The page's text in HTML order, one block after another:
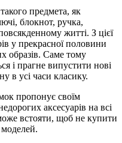
предмета, як
блокнот, ручка,
житті. З цієї
у прекрасної половини
образів. Саме тому
і прагне випустити нові
в усі часи класику.
пропонує своїм
аксесуарів на всі
встояти, щоб не купити